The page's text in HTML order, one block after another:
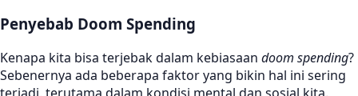
Penyebab Doom Spending
Kenapa kita bisa terjebak dalam kebiasaan doom spending?
Sebenernya ada beberapa faktor yang bikin hal ini sering